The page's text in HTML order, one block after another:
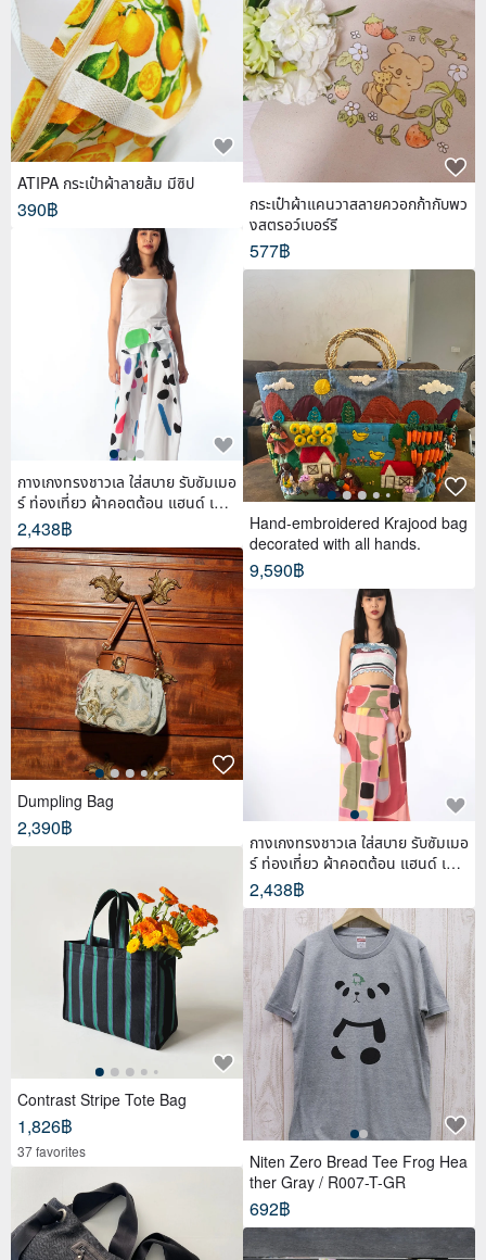
ATIPA กระเป๋าผ้าลายส้ม มีซิป
390฿
กางเกงทรงชาวเล ใส่สบาย รับซัมเมอ
ร์ ท่องเที่ยว ผ้าคอตต้อน แฮนด์ เพ้น
ท์
2,438฿
Dumpling Bag
2,390฿
Contrast Stripe Tote Bag
1,826฿
37 favorites
กระเป๋าผ้าแคนวาสลายควอกก้ากับพว
งสตรอว์เบอร์รี
577฿
Hand-embroidered Krajood bag
decorated with all hands.
9,590฿
กางเกงทรงชาวเล ใส่สบาย รับซัมเมอ
ร์ ท่องเที่ยว ผ้าคอตต้อน แฮนด์ เพ้น
ท์
2,438฿
Niten Zero Bread Tee Frog Hea
ther Gray / R007-T-GR
692฿